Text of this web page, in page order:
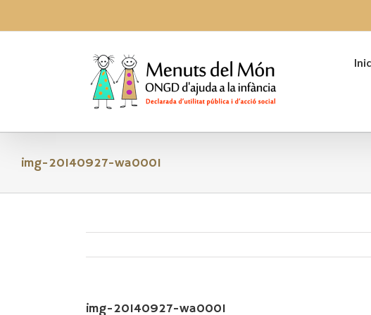
content
img-20140927-wa0001
img-20140927-wa0001